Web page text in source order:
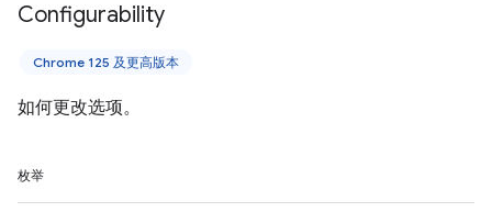
Configurability
Chrome 125 及更高版本
如何更改选项。
枚举